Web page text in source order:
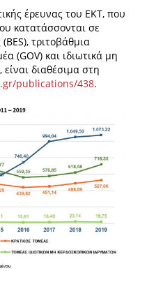
έρευνας του ΕΚΤ, που
κατατάσσονται σε
τριτοβάθμια
(GOV) και ιδιωτικά μη
διαθέσιμα στη
publications/438.